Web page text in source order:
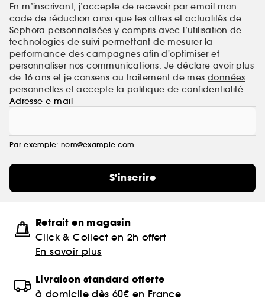
En m’inscrivant, j’accepte de recevoir par email mon
code de réduction ainsi que les offres et actualités de
Sephora personnalisées y compris avec l’utilisation de
technologies de suivi permettant de mesurer la
performance des campagnes afin d'optimiser et
personnaliser nos communications. Je déclare avoir plus
de 16 ans et je consens au traitement de mes données
personnelleset accepte la politique de confidentialité .
Adresse e-mail
Par exemple: nom@example.com
S'inscrire
Retrait en magasin
Click & Collect en 2h offert
En savoir plus
Livraison standard offerte
à domicile dès 60€ en France